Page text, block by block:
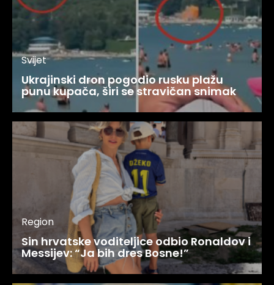
Svijet
Ukrajinski dron pogodio rusku plažu
punu kupača, širi se stravičan snimak
Region
Sin hrvatske voditeljice odbio Ronaldov i
Messijev: “Ja bih dres Bosne!”